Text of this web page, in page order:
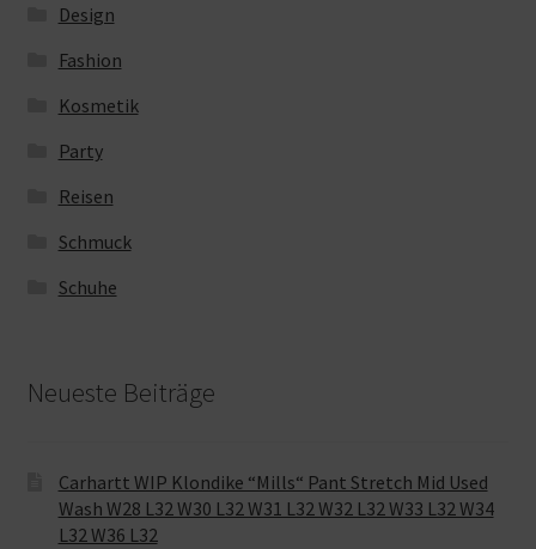
Design
Fashion
Kosmetik
Party
Reisen
Schmuck
Schuhe
Neueste Beiträge
Carhartt WIP Klondike “Mills“ Pant Stretch Mid Used
Wash W28 L32 W30 L32 W31 L32 W32 L32 W33 L32 W34
L32 W36 L32